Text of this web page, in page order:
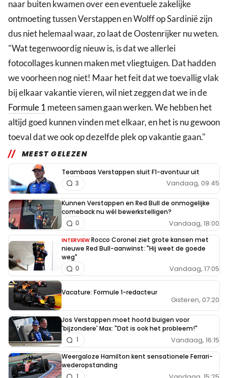
naar buiten kwamen over een eventuele zakelijke
ontmoeting tussen Verstappen en Wolff op Sardinië zijn
dus niet helemaal waar, zo laat de Oostenrijker nu weten.
"Wat tegenwoordig nieuw is, is dat we allerlei
fotocollages kunnen maken met vliegtuigen. Dat hadden
we voorheen nog niet! Maar het feit dat we toevallig vlak
bij elkaar vakantie vieren, wil niet zeggen dat we in de
Formule 1 meteen samen gaan werken. We hebben het
altijd goed kunnen vinden met elkaar, en het is nu gewoon
toeval dat we ook op dezelfde plek op vakantie gaan."
MEEST GELEZEN
Teambaas Verstappen sluit F1-avontuur uit
Vandaag, 09:45
3
Kunnen Verstappen en Red Bull de onmogelijke
comeback nu wél bewerkstelligen?
Vandaag, 18:00
0
INTERVIEW Rocco Coronel ziet grote kansen met
nieuwe Red Bull-aanwinst: "Hij weet de goede
weg"
Vandaag, 17:05
0
Vacature: Formule 1-redacteur
Gisteren, 07:20
Jos Verstappen moet hoofd buigen voor
'bijzondere' Max: "Dat is ook het probleem!"
Vandaag, 16:15
1
Weergaloze Hamilton kent sensationele Ferrari-
wederopstanding